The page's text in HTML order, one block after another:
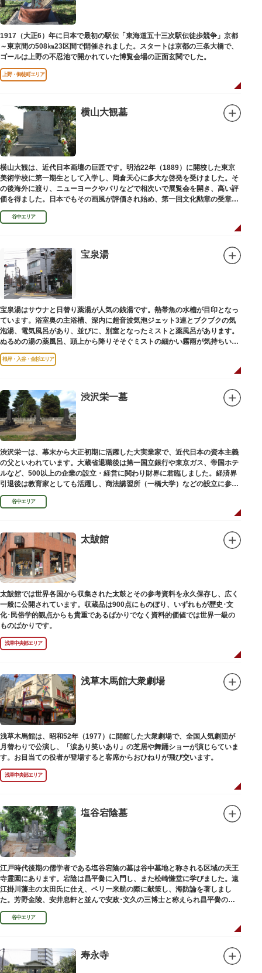
1917（大正6）年に日本で最初の駅伝「東海道五十三次駅伝徒歩競争」京都
～東京間の508㎞23区間で開催されました。スタートは京都の三条大橋で、
ゴールは上野の不忍池で開かれていた博覧会場の正面玄関でした。
上野・御徒町エリア
横山大観墓
横山大観は、近代日本画壇の巨匠です。明治22年（1889）に開校した東京
美術学校に第一期生として入学し、岡倉天心に多大な啓発を受けました。そ
の後海外に渡り、ニューヨークやパリなどで相次いで展覧会を開き、高い評
価を得ました。日本でもその画風が評価され始め、第一回文化勲章の受章者
となりました。お墓は谷中霊園にあります。
谷中エリア
宝泉湯
宝泉湯はサウナと日替り薬湯が人気の銭湯です。熱帯魚の水槽が目印となっ
ています。浴室奥の主浴槽、深内に超音波気泡ジェット3連とブクブクの気
泡湯、電気風呂があり、並びに、別室となったミストと薬風呂があります。
ぬるめの湯の薬風呂、頭上から降りそそぐミストの細かい霧雨が気持ちいい
と評判です。
根岸・入谷・金杉エリア
渋沢栄一墓
渋沢栄一は、幕末から大正初期に活躍した大実業家で、近代日本の資本主義
の父といわれています。大蔵省退職後は第一国立銀行や東京ガス、帝国ホテ
ルなど、500以上の企業の設立・経営に関わり財界に君臨しました。経済界
引退後は教育家としても活躍し、商法講習所（一橋大学）などの設立に参画
しました。お墓は谷中霊園にあります。
谷中エリア
太皷館
太皷館では世界各国から収集された太鼓とその参考資料を永久保存し、広く
一般に公開されています。収蔵品は900点にものぼり、いずれもが歴史･文
化･民俗学的観点からも貴重であるばかりでなく資料的価値では世界一級の
ものばかりです。
浅草中央部エリア
浅草木馬館大衆劇場
浅草木馬館は、昭和52年（1977）に開館した大衆劇場で、全国人気劇団が
月替わりで公演し、「涙あり笑いあり」の芝居や舞踊ショーが演じらていま
す。お目当ての役者が登場すると客席からおひねりが飛び交います。
浅草中央部エリア
塩谷宕陰墓
江戸時代後期の儒学者である塩谷宕陰の墓は谷中墓地と称される区域の天王
寺霊園にあります。宕陰は昌平黌に入門し、また松崎慊堂に学びました。遠
江掛川藩主の太田氏に仕え、ペリー来航の際に献策し、海防論を著しまし
た。芳野金陵、安井息軒と並んで安政･文久の三博士と称えられ昌平黌の教
授として多くの文人を育て、慶応3年 （1867）に没しました。
谷中エリア
寿永寺